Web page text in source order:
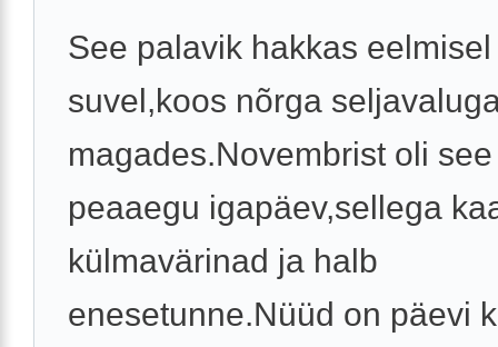
See palavik hakkas eelmisel
suvel,koos nõrga
magades.Novembrist oli
peaaegu igapäev,sellega
külmavärinad ja halb
enesetunne.Nüüd on päevi